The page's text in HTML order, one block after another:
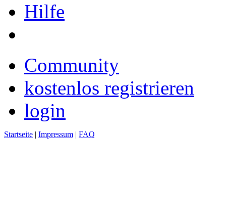
Hilfe
Community
kostenlos registrieren
login
Startseite | Impressum | FAQ